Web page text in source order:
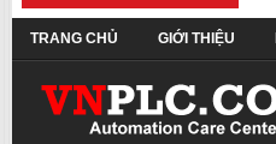
TRANG CHỦ GIỚI THIỆU